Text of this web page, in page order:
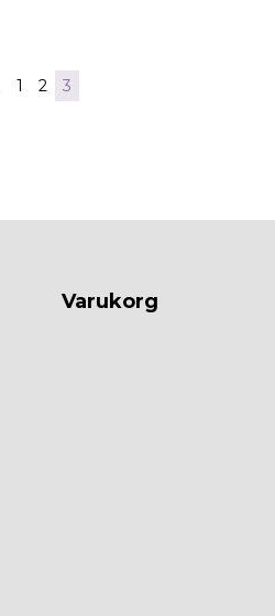
1 2 3
Varukorg